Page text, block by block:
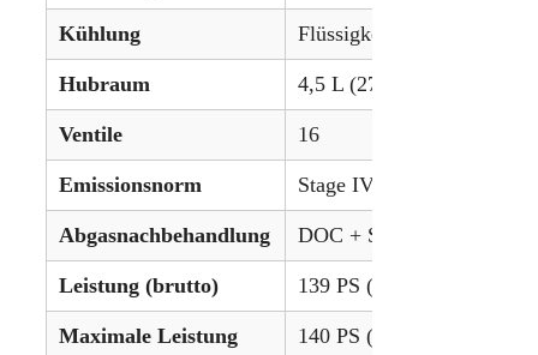
Kühlung Flüssigkeitsgekühlt
Hubraum 4,5 L (274,6 in³)
Ventile 16
Emissionsnorm Stage IV
Abgasnachbehandlung DOC + SCR
Leistung (brutto) 139 PS (103,7 kW)
Maximale Leistung 140 PS (104,4 kW)